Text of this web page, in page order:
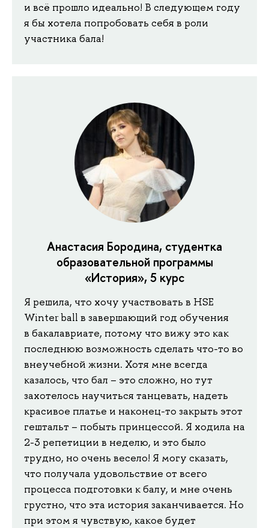
и всё прошло идеально! В следующем году
я бы хотела попробовать себя в роли
участника бала!
Анастасия Бородина, студентка
образовательной программы
«История», 5 курс
Я решила, что хочу участвовать в HSE
Winter ball в завершающий год обучения
в бакалавриате, потому что вижу это как
последнюю возможность сделать что-то во
внеучебной жизни. Хотя мне всегда
казалось, что бал – это сложно, но тут
захотелось научиться танцевать, надеть
красивое платье и наконец-то закрыть этот
гештальт – побыть принцессой. Я ходила на
2-3 репетиции в неделю, и это было
трудно, но очень весело! Я могу сказать,
что получала удовольствие от всего
процесса подготовки к балу, и мне очень
грустно, что эта история заканчивается. Но
при этом я чувствую, какое будет